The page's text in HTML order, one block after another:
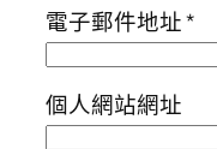
電子郵件地址*
個人網站網址